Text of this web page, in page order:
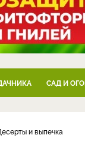
САД И
и выпечка